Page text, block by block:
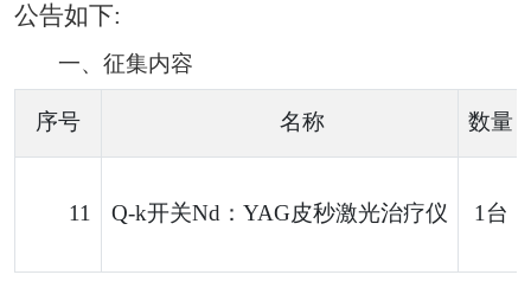
公告如下:
一、 征集内容
序号 名称 数量
11 Q-k开关Nd：YAG皮秒激光治疗仪 1台